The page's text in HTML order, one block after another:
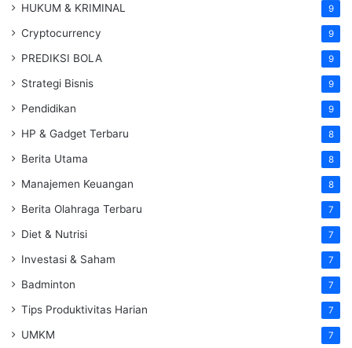
HUKUM & KRIMINAL 9
Cryptocurrency 9
PREDIKSI BOLA 9
Strategi Bisnis 9
Pendidikan 9
HP & Gadget Terbaru 8
Berita Utama 8
Manajemen Keuangan 8
Berita Olahraga Terbaru 7
Diet & Nutrisi 7
Investasi & Saham 7
Badminton 7
Tips Produktivitas Harian 7
UMKM 7